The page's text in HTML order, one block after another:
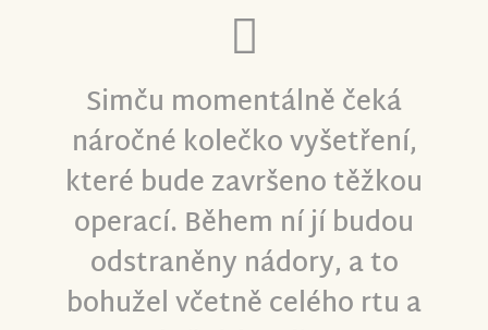
Simču momentálně čeká
náročné kolečko vyšetření,
které bude završeno těžkou
operací. Během ní jí budou
odstraněny nádory, a to
bohužel včetně celého rtu a